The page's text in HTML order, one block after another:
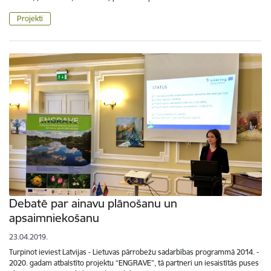
Projekti
Debatē par ainavu plānošanu un
apsaimniekošanu
23.04.2019.
Turpinot ieviest Latvijas - Lietuvas pārrobežu sadarbības programmā 2014. -
2020. gadam atbalstīto projektu “ENGRAVE”, tā partneri un iesaistītās puses